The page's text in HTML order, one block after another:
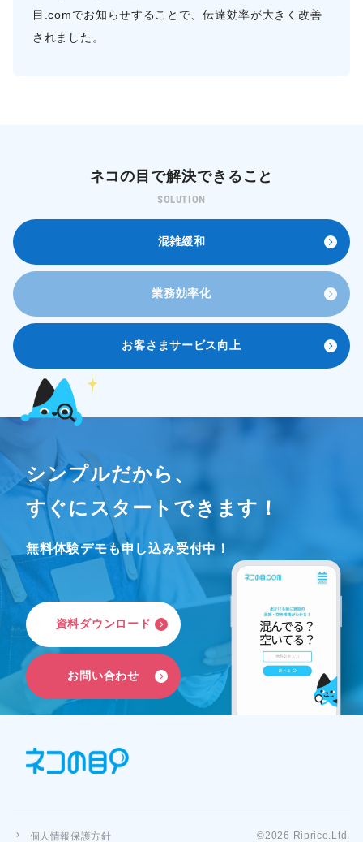
目.comでお知らせすることで、伝達効率が大きく改善
されました。
ネコの目で解決できること
SOLUTION
混雑緩和
業務効率化
お客さ まサー ビス 向 上
シンプルだから、
すぐにスタートできます！
無料体験デモも申し込み受付中！
資料ダウ ンロ ー ド
お 問 い合わせ
個人情報保護方針 ©2026 Riprice.Ltd.